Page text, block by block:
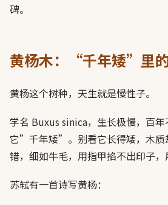
碑。
黄杨木：“千年矮”里
黄杨这个树种，天生就是慢性子。
学名 Buxus sinica，生长极慢，百
它”千年矮”。别看它长得矮，木质
错，细如牛毛，用指甲掐不出印子，
苏轼有一首诗写黄杨：